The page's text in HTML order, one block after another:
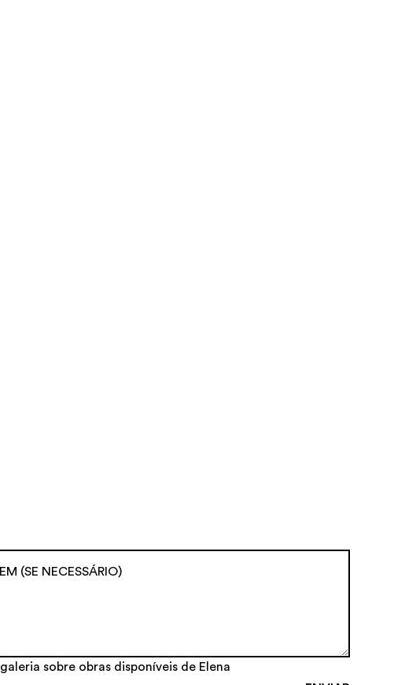
sobre obras disponíveis de Elena